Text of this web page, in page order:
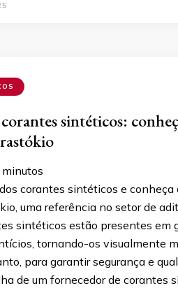
sintéticos:
minutos
corantes sintéticos e conheça
uma referência no setor de
sintéticos estão presentes em
tornando-os visualmente
para garantir segurança e
de um fornecedor de corantes